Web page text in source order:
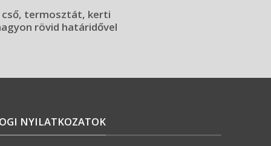
termosztát, kerti
rövid határidővel
NYILATKOZATOK